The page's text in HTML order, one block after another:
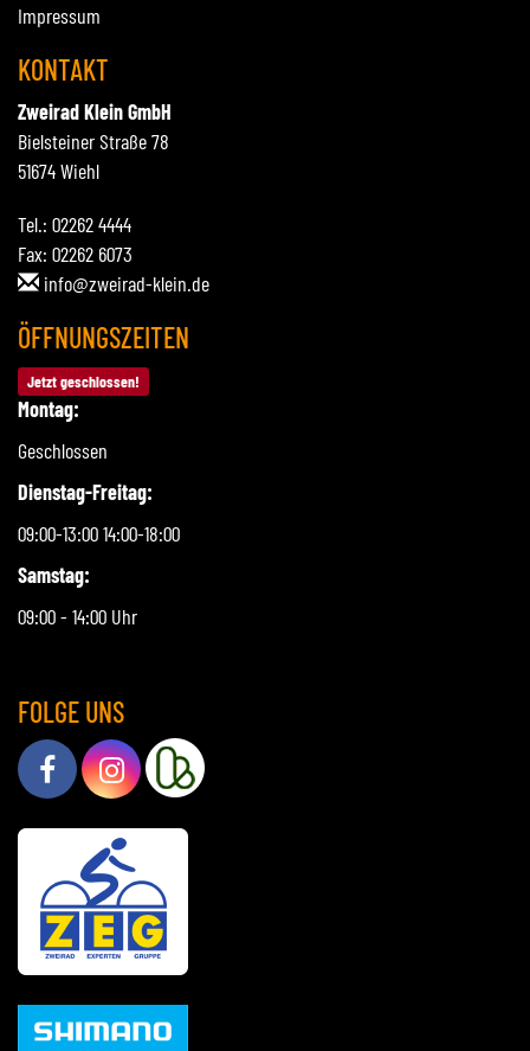
Impressum
KONTAKT
Zweirad Klein GmbH
Bielsteiner Straße 78
51674 Wiehl
Tel.: 02262 4444
Fax: 02262 6073
info@zweirad-klein.de
ÖFFNUNGSZEITEN
Jetzt geschlossen!
Montag:
Geschlossen
Dienstag-Freitag:
09:00-13:00 14:00-18:00
Samstag:
09:00 - 14:00 Uhr
FOLGE UNS